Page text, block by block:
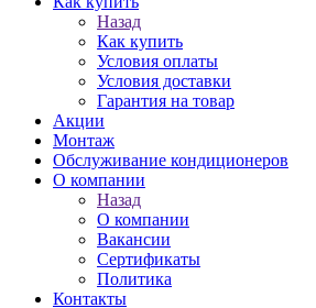
Назад
Как купить
Условия оплаты
Условия доставки
Гарантия на товар
Акции
Монтаж
Обслуживание кондиционеров
О компании
Назад
О компании
Вакансии
Сертификаты
Политика
Контакты